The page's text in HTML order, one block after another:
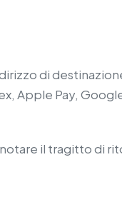
di
Apple Pay,
il tragitto di